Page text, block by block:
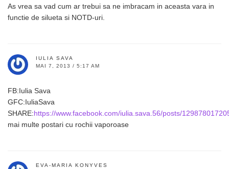
As vrea sa vad cum ar trebui sa ne imbracam in aceasta vara in
functie de silueta si NOTD-uri.
IULIA SAVA
MAI 7, 2013 / 5:17 AM
FB:Iulia Sava
GFC:IuliaSava
SHARE:https://www.facebook.com/iulia.sava.56/posts/
mai multe postari cu rochii vaporoase
EVA-MARIA KONYVES